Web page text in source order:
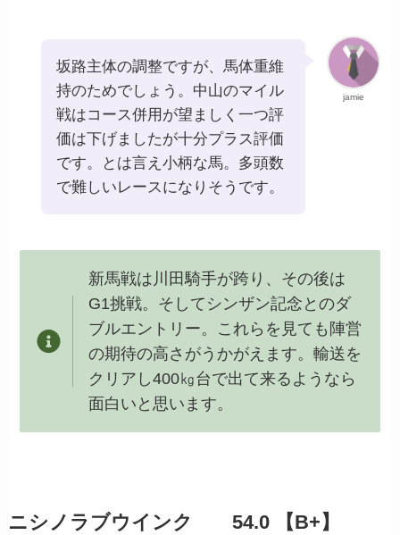
jamie
坂路主体の調整ですが、馬体重維
持のためでしょう。中山のマイル
戦はコース併用が望ましく一つ評
価は下げましたが十分プラス評価
です。とは言え小柄な馬。多頭数
で難しいレースになりそうです。
新馬戦は川田騎手が跨り、その後は
G1挑戦。そしてシンザン記念とのダ
ブルエントリー。これらを見ても陣営
の期待の高さがうかがえます。輸送を
クリアし400㎏台で出て来るようなら
面白いと思います。
ニシノラブウインク 54.0 【B+】